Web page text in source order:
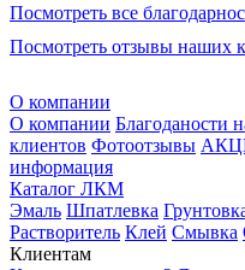
Посмотреть все
Посмотреть отзывы наших
О компании
О компании Благоданости
клиентов Фотоотзывы
информация
Каталог ЛКМ
Эмаль Шпатлевка
Растворитель Клей Смывка
Клиентам